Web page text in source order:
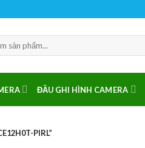
ĐẦU GHI HÌNH CAMERA
PIRL”